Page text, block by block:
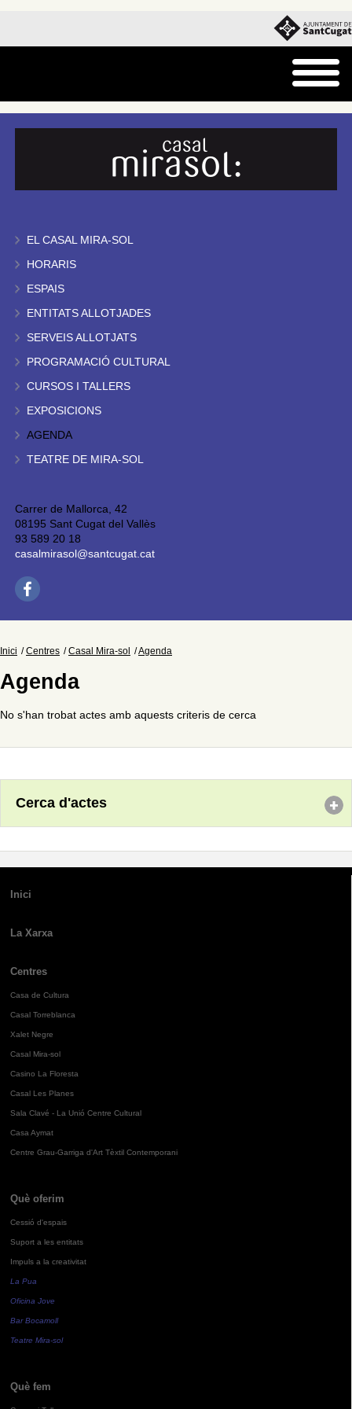
EL CASAL MIRA-SOL
HORARIS
ESPAIS
ENTITATS ALLOTJADES
SERVEIS ALLOTJATS
PROGRAMACIÓ CULTURAL
CURSOS I TALLERS
EXPOSICIONS
AGENDA
TEATRE DE MIRA-SOL
Carrer de Mallorca, 42
08195 Sant Cugat del Vallès
93 589 20 18
casalmirasol@santcugat.cat
Inici Centres Casal Mira-sol Agenda
Agenda
No s'han trobat actes amb aquests criteris de cerca
Cerca d'actes
Inici
La Xarxa
Centres
Casa de Cultura
Casal Torreblanca
Xalet Negre
Casal Mira-sol
Casino La Floresta
Casal Les Planes
Sala Clavé - La Unió Centre Cultural
Casa Aymat
Centre Grau-Garriga d'Art Tèxtil Contemporani
Què oferim
Cessió d'espais
Suport a les entitats
Impuls a la creativitat
La Pua
Oficina Jove
Bar Bocamoll
Teatre Mira-sol
Què fem